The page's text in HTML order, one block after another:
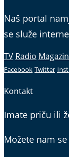
Naš portal
se služe
TV Radio Magazin
Facebook Twitter
Kontakt
Imate priču ili
Možete nam